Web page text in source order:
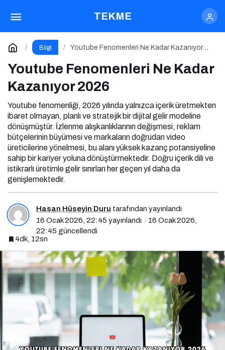
TEKME
Bilgi
Youtube Fenomenleri Ne Kadar Kazanıyor
Youtube Fenomenleri Ne Kadar
Kazanıyor 2026
Youtube fenomenliği, 2026 yılında yalnızca içerik üretmekten
ibaret olmayan, planlı ve stratejik bir dijital gelir modeline
dönüşmüştür. İzlenme alışkanlıklarının değişmesi, reklam
bütçelerinin büyümesi ve markaların doğrudan video
üreticilerine yönelmesi, bu alanı yüksek kazanç potansiyeline
sahip bir kariyer yoluna dönüştürmektedir. Doğru içerik dili ve
istikrarlı üretimle gelir sınırları her geçen yıl daha da
genişlemektedir.
Hasan Hüseyin Duru tarafından yayınlandı
16 Ocak 2026, 22:45 yayınlandı
16 Ocak 2026,
22:45 güncellendi
4dk, 12sn
Youtube Fenomenleri Ne Kadar Kazanıyor 2026
Yorum Yap